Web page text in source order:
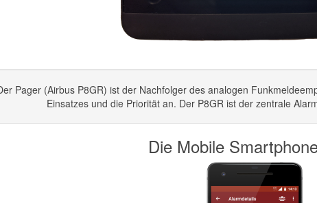
Pager (Airbus P8GR) ist der Nachfolger des analogen
Einsatzes und die Priorität an. Der P8GR ist der zentrale
Die Mobile